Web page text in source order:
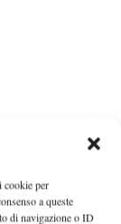
cookie per
a queste
di navigazione o ID